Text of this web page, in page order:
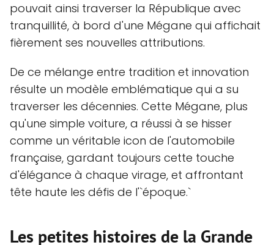
pouvait ainsi traverser la République avec
tranquillité, à bord d'une Mégane qui affichait
fièrement ses nouvelles attributions.
De ce mélange entre tradition et innovation
résulte un modèle emblématique qui a su
traverser les décennies. Cette Mégane, plus
qu'une simple voiture, a réussi à se hisser
comme un véritable icon de l'automobile
française, gardant toujours cette touche
d'élégance à chaque virage, et affrontant
tête haute les défis de l'`époque.`
Les petites histoires de la Grande